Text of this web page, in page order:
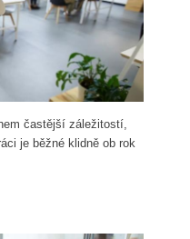
častější záležitostí,
je běžné klidně ob rok